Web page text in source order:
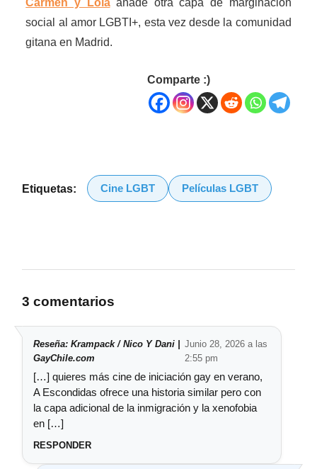
Carmen y Lolaañade otra capa de marginación
social al amor LGBTI+, esta vez desde la comunidad
gitana en Madrid.
Comparte :)
Etiquetas: Cine LGBT Películas LGBT
3 comentarios
Reseña: Krampack / Nico Y Dani |
GayChile.com
Junio 28, 2026 a las
2:55 pm
[…] quieres más cine de iniciación gay en verano,
A Escondidas ofrece una historia similar pero con
la capa adicional de la inmigración y la xenofobia
en […]
RESPONDER